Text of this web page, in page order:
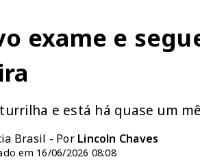
exame e
e está há quase um
Brasil - Por Lincoln Chaves
em 16/06/2026 08:08